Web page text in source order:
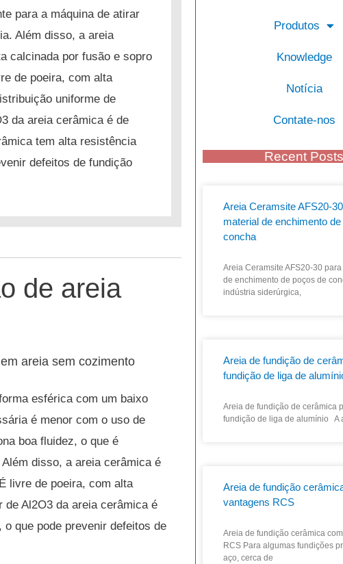
para a máquina de atirar
Além disso, a areia
calcinada por fusão e sopro
de poeira, com alta
uniforme de
da areia cerâmica é de
tem alta resistência
defeitos de fundição
de areia
areia sem cozimento
esférica com um baixo
é menor com o uso de
boa fluidez, o que é
Além disso, a areia cerâmica é
É livre de poeira, com alta
de Al2O3 da areia cerâmica é
que pode prevenir defeitos de
Produtos
Knowledge
Notícia
Contate-nos
Recent Posts
Areia Ceramsite AFS20-
material de enchimento
concha
Areia Ceramsite AFS20-30 para
de enchimento de poços de
indústria siderúrgica,
Areia de fundição de
fundição de liga de
Areia de fundição de cerâmica
fundição de liga de alumínio A
Areia de fundição
vantagens RCS
Areia de fundição cerâmica
RCS Para algumas fundições
aço, cerca de